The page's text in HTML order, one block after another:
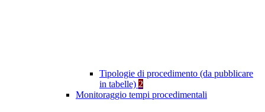
Tipologie di procedimento (da pubblicare
in tabelle) 2
Monitoraggio tempi procedimentali